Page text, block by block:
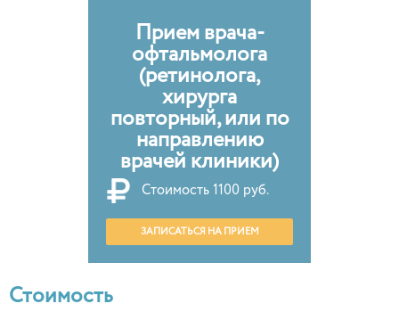
Прием врача-
офтальмолога
(ретинолога,
хирурга
повторный, или по
направлению
врачей клиники)
Стоимость 1100 руб.
ЗАПИСАТЬСЯ НА ПРИЕМ
Стоимость